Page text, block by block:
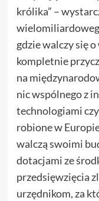
królika” –
gdzie walczy się
kompletnie
na
nic wspólnego z
technologiami
robione w
walczą swoimi
dotacjami ze
przedsięwzięcia
urzędnikom, za